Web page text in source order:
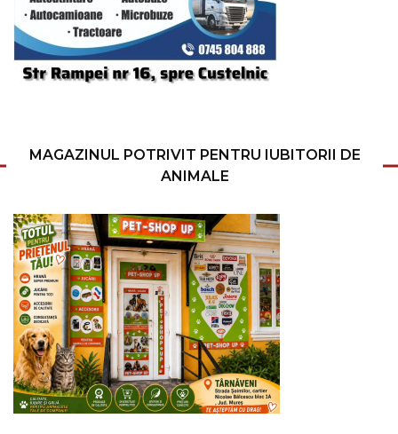
MAGAZINUL POTRIVIT PENTRU IUBITORII DE
ANIMALE